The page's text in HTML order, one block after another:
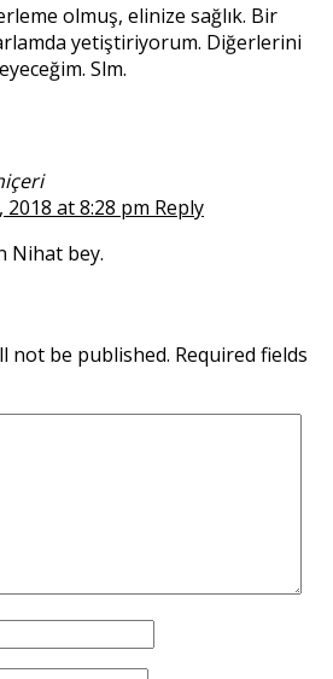
olmuş, elinize sağlık. Bir
yetiştiriyorum. Diğerlerini
Slm.
at 8:28 pm Reply
Nihat bey.
not be published. Required fields